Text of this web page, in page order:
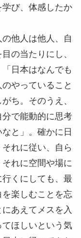
び、体感したか
他人は他人、自
の当たりにし、
日本はなんでも
やっていること
ち。そのうえ、
で能動的に思考
と」。確かに日
れに従い、自ら
れに空間や場に
くにしても、最
楽しむことを忘
あえてメスを入
ほしいという気